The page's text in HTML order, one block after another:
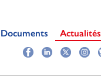
Documents Actualités